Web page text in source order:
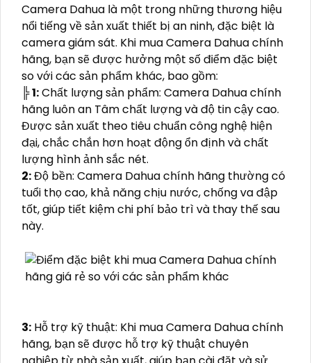
Camera Dahua là một trong những thương hiệu
nổi tiếng về sản xuất thiết bị an ninh, đặc biệt là
camera giám sát. Khi mua Camera Dahua chính
hãng, bạn sẽ được hưởng một số điểm đặc biệt
so với các sản phẩm khác, bao gồm:
╠1:Chất lượng sản phẩm: Camera Dahua chính
hãng luôn an Tâm chất lượng và độ tin cậy cao.
Được sản xuất theo tiêu chuẩn công nghệ hiện
đại, chắc chắn hơn hoạt động ổn định và chất
lượng hình ảnh sắc nét.
2:Độ bền: Camera Dahua chính hãng thường có
tuổi thọ cao, khả năng chịu nước, chống va đập
tốt, giúp tiết kiệm chi phí bảo trì và thay thế sau
này.
3: Hỗ trợ kỹ thuật: Khi mua Camera Dahua chính
hãng, bạn sẽ được hỗ trợ kỹ thuật chuyên